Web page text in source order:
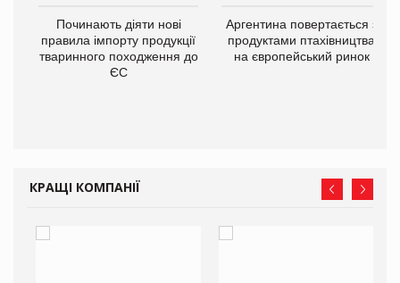
Починають діяти нові
правила імпорту продукції
тваринного походження до
ЄС
Аргентина повертається з
продуктами птахівництва
на європейський ринок
КРАЩІ КОМПАНІЇ